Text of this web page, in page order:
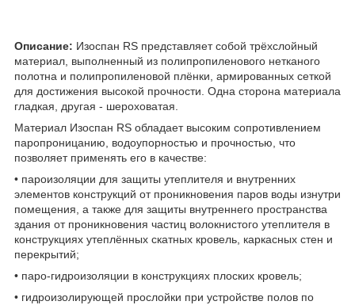
Описание: Изоспан RS представляет собой трёхслойный
материал, выполненный из полипропиленового нетканого
полотна и полипропиленовой плёнки, армированных сеткой
для достижения высокой прочности. Одна сторона материала
гладкая, другая - шероховатая.
Материал Изоспан RS обладает высоким сопротивлением
паропроницанию, водоупорностью и прочностью, что
позволяет применять его в качестве:
• пароизоляции для защиты утеплителя и внутренних
элементов конструкций от проникновения паров воды изнутри
помещения, а также для защиты внутреннего пространства
здания от проникновения частиц волокнистого утеплителя в
конструкциях утеплённых скатных кровель, каркасных стен и
перекрытий;
• паро-гидроизоляции в конструкциях плоских кровель;
• гидроизолирующей прослойки при устройстве полов по